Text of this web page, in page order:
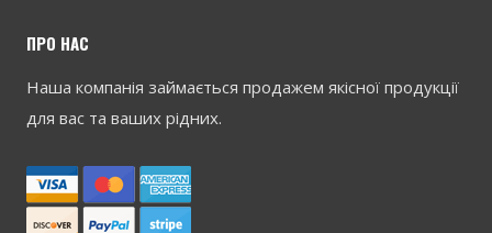
ПРО НАС
Наша компанія займається продажем якісної продукції
для вас та ваших рідних.